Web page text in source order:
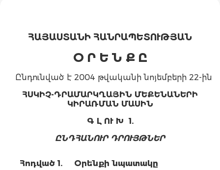
ՀԱՅԱՍՏԱՆԻ ՀԱՆՐԱՊԵՏՈՒԹՅԱՆ
Օ Ր Ե Ն Ք Ը
Ընդունված է 2004 թվականի նոյեմբերի 22-ին
ՀՍԿԻՉ-ԴՐԱՄԱՐԿՂԱՅԻՆ ՄԵՔԵՆԱՆԵՐԻ
ԿԻՐԱՌՄԱՆ ՄԱՍԻՆ
Գ Լ ՈՒ Խ 1.
ԸՆԴՀԱՆՈՒՐ ԴՐՈՒՅԹՆԵՐ
Հոդված 1. Օրենքի նպատակը